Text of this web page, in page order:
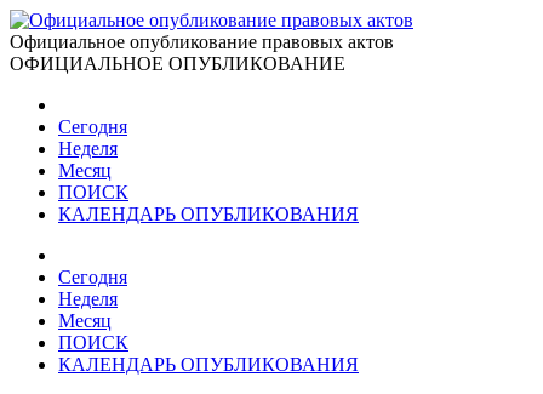
Официальное опубликование правовых актов
ОФИЦИАЛЬНОЕ ОПУБЛИКОВАНИЕ
Сегодня
Неделя
Месяц
ПОИСК
КАЛЕНДАРЬ ОПУБЛИКОВАНИЯ
Сегодня
Неделя
Месяц
ПОИСК
КАЛЕНДАРЬ ОПУБЛИКОВАНИЯ